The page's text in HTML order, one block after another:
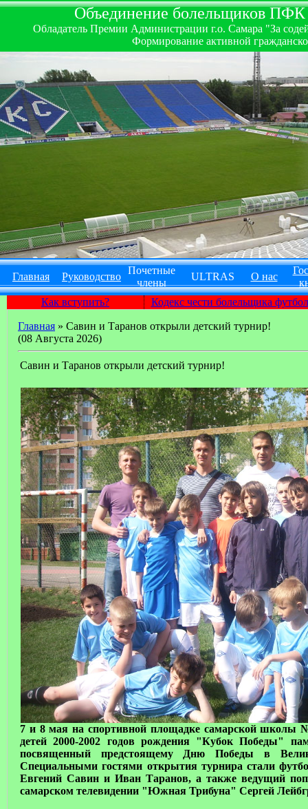
Объединение болельщиков
Обладатель Премии Администрации г.о. Самара "За
Формирование активной
Главная Руководство
Почетные
члены
ULTRAS О нас
Как вступить?
Кодекс чести болельщика
Главная » Савин и Таранов открыли детский турнир!
(08 Августа 2026)
Савин и Таранов открыли детский турнир!
7 и 8 мая на спортивной площадке самарской школы
детей 2000-2002 годов рождения "Кубок Победы"
посвященный предстоящему Дню Победы в
Специальными гостями открытия турнира стали
Евгений Савин и Иван Таранов, а также ведущий
самарском телевидении "Южная Трибуна" Сергей